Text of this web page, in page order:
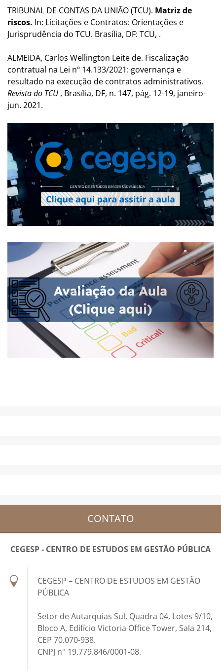
TRIBUNAL DE CONTAS DA UNIÃO (TCU). Matriz de
riscos. In: Licitações e Contratos: Orientações e
Jurisprudência do TCU. Brasília, DF: TCU, .
ALMEIDA, Carlos Wellington Leite de. Fiscalização
contratual na Lei nº 14.133/2021: governança e
resultado na execução de contratos administrativos.
Revista do TCU , Brasília, DF, n. 147, pág. 12-19, janeiro-
jun. 2021.
CONTATO
CEGESP - CENTRO DE ESTUDOS EM GESTÃO PÚBLICA
CEGESP – CENTRO DE ESTUDOS EM GESTÃO
PÚBLICA
Setor de Autarquias Sul, Quadra 04, Lotes 9/10,
Bloco A, Edifício Victoria Office Tower, Sala 214,
CEP 70.070-938.
CNPJ n° 19.779.846/0001-08.